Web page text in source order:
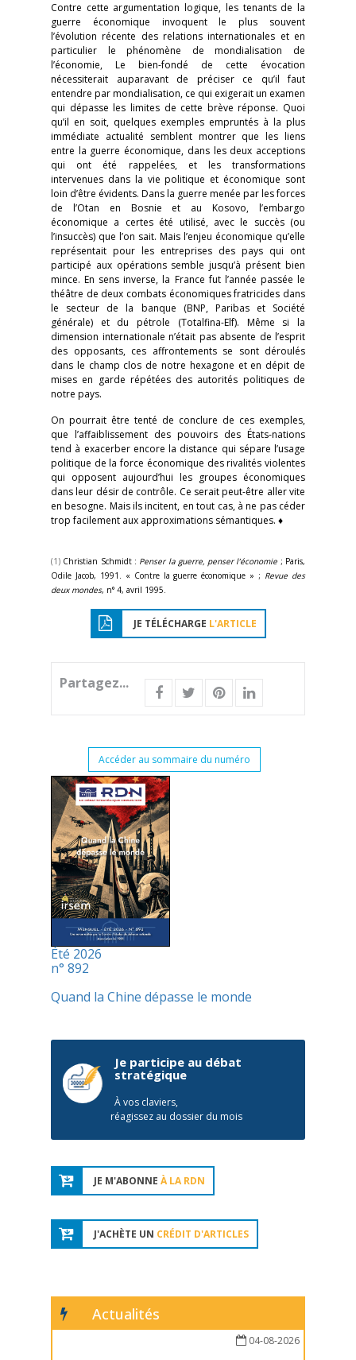
Contre cette argumentation logique, les tenants de la
guerre économique invoquent le plus souvent
l’évolution récente des relations internationales et en
particulier le phénomène de mondialisation de
l’économie, Le bien-fondé de cette évocation
nécessiterait auparavant de préciser ce qu’il faut
entendre par mondialisation, ce qui exigerait un examen
qui dépasse les limites de cette brève réponse. Quoi
qu’il en soit, quelques exemples empruntés à la plus
immédiate actualité semblent montrer que les liens
entre la guerre économique, dans les deux acceptions
qui ont été rappelées, et les transformations
intervenues dans la vie politique et économique sont
loin d’être évidents. Dans la guerre menée par les forces
de l’Otan en Bosnie et au Kosovo, l’embargo
économique a certes été utilisé, avec le succès (ou
l’insuccès) que l’on sait. Mais l’enjeu économique qu’elle
représentait pour les entreprises des pays qui ont
participé aux opérations semble jusqu’à présent bien
mince. En sens inverse, la France fut l’année passée le
théâtre de deux combats économiques fratricides dans
le secteur de la banque (BNP, Paribas et Société
générale) et du pétrole (Totalfina-Elf). Même si la
dimension internationale n’était pas absente de l’esprit
des opposants, ces affrontements se sont déroulés
dans le champ clos de notre hexagone et en dépit de
mises en garde répétées des autorités politiques de
notre pays.
On pourrait être tenté de conclure de ces exemples,
que l’affaiblissement des pouvoirs des États-nations
tend à exacerber encore la distance qui sépare l’usage
politique de la force économique des rivalités violentes
qui opposent aujourd’hui les groupes économiques
dans leur désir de contrôle. Ce serait peut-être aller vite
en besogne. Mais ils incitent, en tout cas, à ne pas céder
trop facilement aux approximations sémantiques. ♦
(1) Christian Schmidt : Penser la guerre, penser l’économie ; Paris,
Odile Jacob, 1991. « Contre la guerre économique » ; Revue des
deux mondes, n° 4, avril 1995.
JE TÉLÉCHARGE L'ARTICLE
Partagez...
Accéder au sommaire du numéro
Été 2026
n° 892
Quand la Chine dépasse le monde
Je participe au débat
stratégique
À vos claviers,
réagissez au dossier du mois
JE M'ABONNE À LA RDN
J'ACHÈTE UN CRÉDIT D'ARTICLES
Actualités
04-08-2026